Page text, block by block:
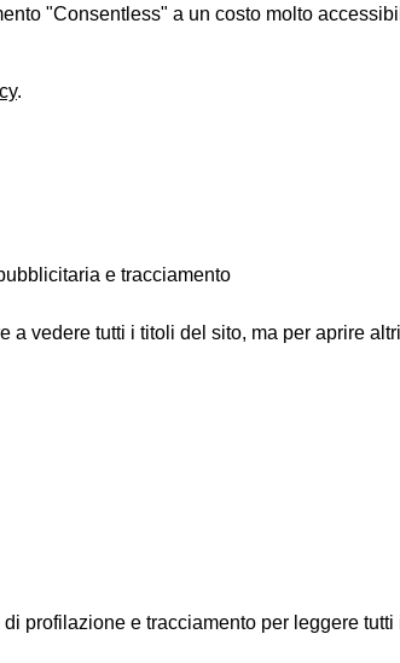
"Consentless" a un costo molto
.
e tracciamento
vedere tutti i titoli del sito, ma per aprire
profilazione e tracciamento per leggere